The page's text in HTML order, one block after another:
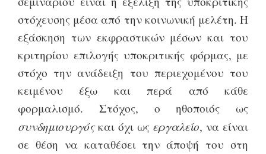
στόχευσης μέσα από την κοινωνική μελέτη. Η
εξάσκηση των εκφραστικών μέσων και του
κριτηρίου επιλογής υποκριτικής φόρμας, με
στόχο την ανάδειξη του περιεχομένου του
κειμένου έξω και περά από κάθε
φορμαλισμό. Στόχος, ο ηθοποιός ως
συνδημιουργόςκαι όχι ως εργαλείο, να είναι
σε θέση να καταθέσει την άποψή του στη